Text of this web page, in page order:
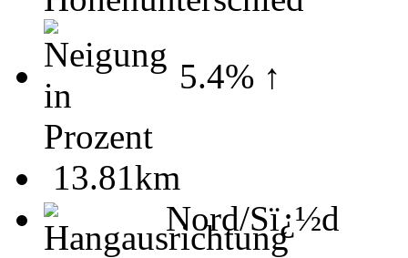
5.4% ↑
13.81km
Nord/Sï¿½d